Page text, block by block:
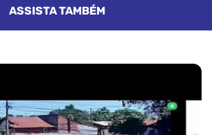
ASSISTA TAMBÉM